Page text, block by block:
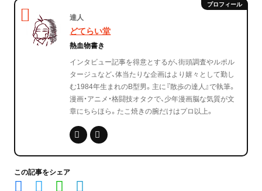
達人
どてらい堂
熱血物書き
インタビュー記事を得意とするが、街頭調査やルポル
タージュなど、体当たりな企画はより嬉々として勤し
む1984年生まれのB型男。主に『散歩の達人』で執筆。
漫画・アニメ・格闘技オタクで、少年漫画脳な気質が文
章にちらほら。たこ焼きの腕だけはプロ以上。
この記事をシェア